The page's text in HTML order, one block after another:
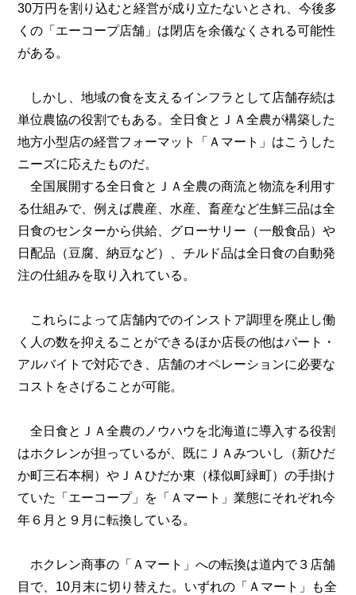
30万円を割り込むと経営が成り立たないとされ、今後多
くの「エーコープ店舗」は閉店を余儀なくされる可能性
がある。
しかし、地域の食を支えるインフラとして店舗存続は
単位農協の役割でもある。全日食とＪＡ全農が構築した
地方小型店の経営フォーマット「Ａマート」はこうした
ニーズに応えたものだ。
全国展開する全日食とＪＡ全農の商流と物流を利用す
る仕組みで、例えば農産、水産、畜産など生鮮三品は全
日食のセンターから供給、グローサリー（一般食品）や
日配品（豆腐、納豆など）、チルド品は全日食の自動発
注の仕組みを取り入れている。
これらによって店舗内でのインストア調理を廃止し働
く人の数を抑えることができるほか店長の他はパート・
アルバイトで対応でき、店舗のオペレーションに必要な
コストをさげることが可能。
全日食とＪＡ全農のノウハウを北海道に導入する役割
はホクレンが担っているが、既にＪＡみついし（新ひだ
か町三石本桐）やＪＡひだか東（様似町緑町）の手掛け
ていた「エーコープ」を「Ａマート」業態にそれぞれ今
年６月と９月に転換している。
ホクレン商事の「Ａマート」への転換は道内で３店舗
目で、10月末に切り替えた。いずれの「Ａマート」も全